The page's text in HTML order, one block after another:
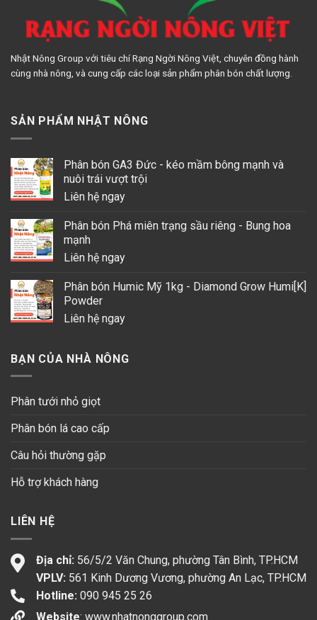
Nhật Nông Group với tiêu chí Rạng Ngời Nông Việt, chuyên đồng hành
cùng nhà nông, và cung cấp các loại sản phẩm phân bón chất lượng.
SẢN PHẨM NHẬT NÔNG
Phân bón GA3 Đức - kéo mầm bông mạnh và
nuôi trái vượt trội
Liên hệ ngay
Phân bón Phá miên trạng sầu riêng - Bung hoa
mạnh
Liên hệ ngay
Phân bón Humic Mỹ 1kg - Diamond Grow Humi[K]
Powder
Liên hệ ngay
BẠN CỦA NHÀ NÔNG
Phân tưới nhỏ giọt
Phân bón lá cao cấp
Câu hỏi thường gặp
Hỗ trợ khách hàng
LIÊN HỆ
Địa chỉ: 56/5/2 Văn Chung, phường Tân Bình, TP.HCM
VPLV: 561 Kinh Dương Vương, phường An Lạc, TP.HCM
Hotline: 090 945 25 26
Website: www.nhatnonggroup.com